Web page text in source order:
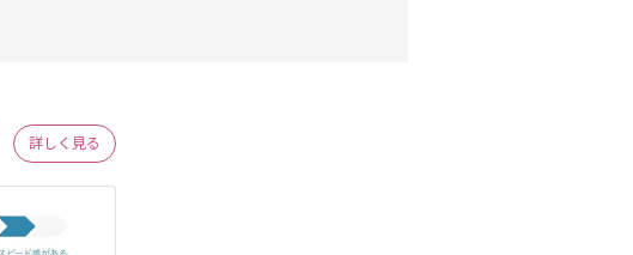
詳しく見る